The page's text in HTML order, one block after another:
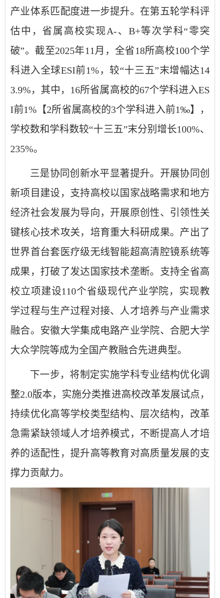
产业体系匹配度进一步提升。在第五轮学科评
估中，省属高校实现A-、B+等次学科“零突
破”。截至2025年11月，全省18所高校100个学
科进入全球ESI前1%，较“十三五”末增幅达14
3.9%，其中，16所省属高校的67个学科进入ES
I前1%【2所省属高校的3个学科进入前1‰】，
学校数和学科数较“十三五”末分别增长100%、
235%。
三是协同创新水平显著提升。开展协同创
新项目建设，支持高校以国家战略需求和地方
经济社会发展为导向，开展原创性、引领性关
键核心技术攻关，培育重大科研成果。产出了
世界首台套医疗级无线智能超高清腔镜系统等
成果，打破了发达国家技术垄断。支持全省高
校立项建设110个省级现代产业学院，实现教
学过程与生产过程对接、人才培养与产业需求
融合。安徽大学集成电路产业学院、合肥大学
大众学院等成为全国产教融合先进典型。
下一步，将制定实施学科专业结构优化调
整2.0版本，实施分类推进高校改革发展试点，
持续优化高等学校类型结构、层次结构，改革
急需紧缺领域人才培养模式，不断提高人才培
养的适配性，提升高等教育对高质量发展的支
撑力贡献力。